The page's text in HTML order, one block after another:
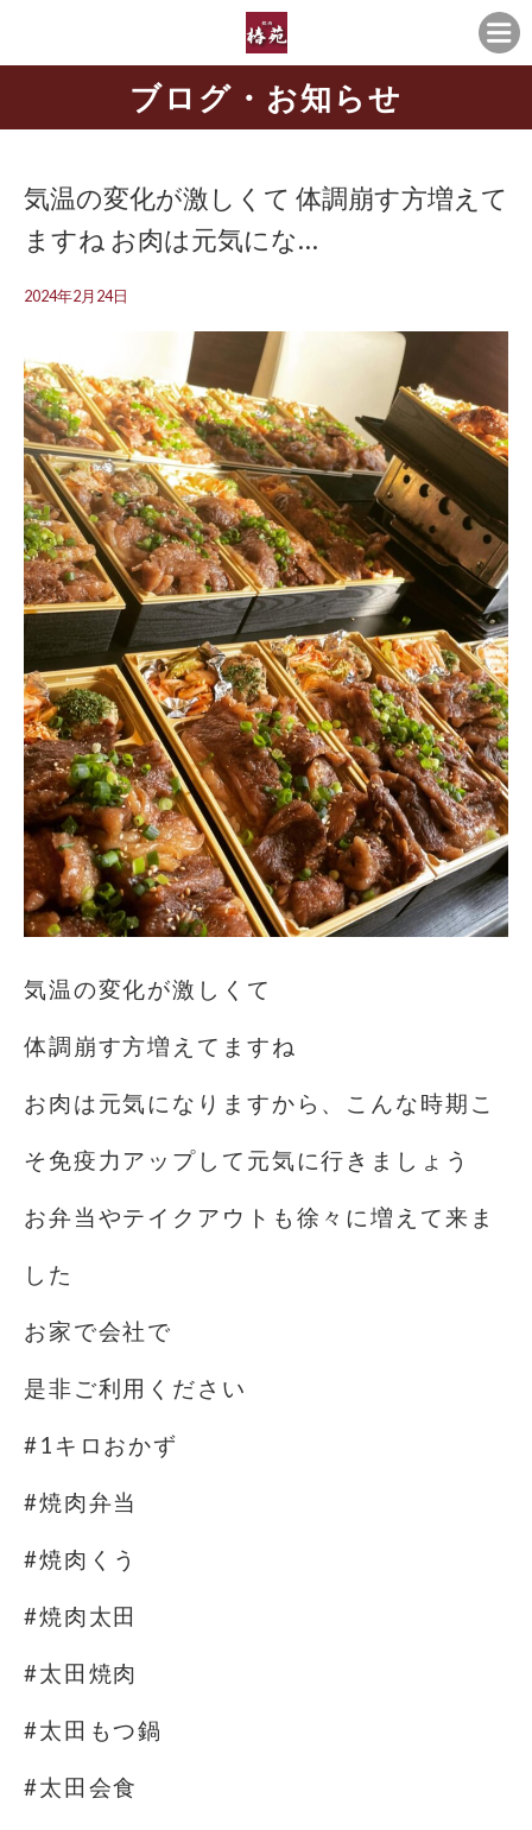
ブログ・お知らせ
気温の変化が激しくて 体調崩す方増えて
ますね お肉は元気にな…
2024年2月24日
気温の変化が激しくて
体調崩す方増えてますね
お肉は元気になりますから、こんな時期こ
そ免疫力アップして元気に行きましょう
お弁当やテイクアウトも徐々に増えて来ま
した
お家で会社で
是非ご利用ください
#1キロおかず
#焼肉弁当
#焼肉くう
#焼肉太田
#太田焼肉
#太田もつ鍋
#太田会食